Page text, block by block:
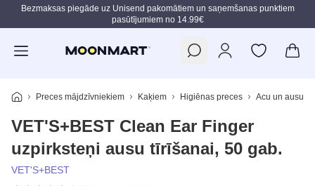
Pāriet uz galveno saturu
Bezmaksas piegāde uz Unisend pakomātiem un saņemšanas punktiem
pasūtījumiem no 14.99€
Preces mājdzīvniekiem Kaķiem Higiēnas preces Acu un ausu
VET'S+BEST Clean Ear Finger
uzpirksteņi ausu tīrīšanai, 50 gab.
VET'S+BEST